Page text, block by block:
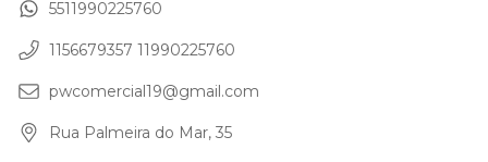
5511990225760
1156679357 11990225760
pwcomercial19@gmail.com
Rua Palmeira do Mar, 35